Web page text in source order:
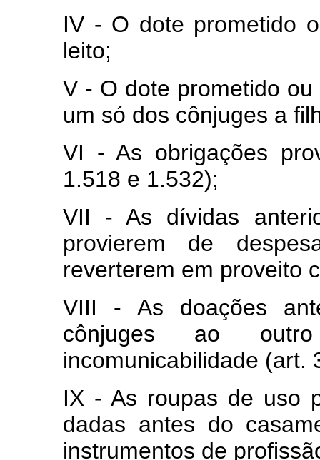
IV - O dote prometido
leito;
V - O dote prometido
um só dos cônjuges a
VI - As obrigações
1.518 e 1.532);
VII - As dívidas
provierem de
reverterem em proveito
VIII - As doações
cônjuges ao
incomunicabilidade (art.
IX - As roupas de uso
dadas antes do
instrumentos de